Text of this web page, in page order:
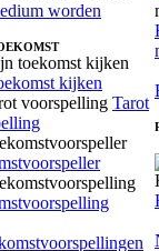
worden
kijken
Tarot